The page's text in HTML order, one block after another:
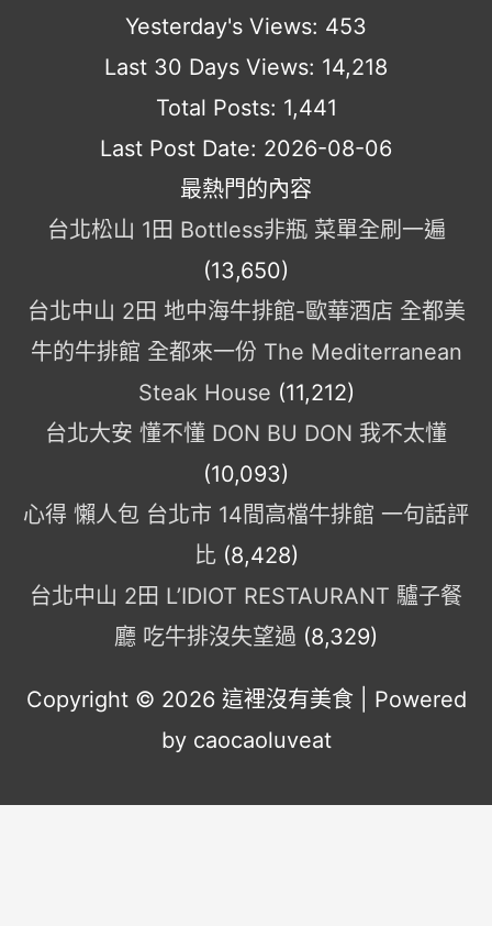
Yesterday's Views: 453
Last 30 Days Views: 14,218
Total Posts: 1,441
Last Post Date: 2026-08-06
最熱門的內容
台北松山 1田 Bottless非瓶 菜單全刷一遍
(13,650)
台北中山 2田 地中海牛排館-歐華酒店 全都美
牛的牛排館 全都來一份 The Mediterranean
Steak House (11,212)
台北大安 懂不懂 DON BU DON 我不太懂
(10,093)
心得 懶人包 台北市 14間高檔牛排館 一句話評
比 (8,428)
台北中山 2田 L’IDIOT RESTAURANT 驢子餐
廳 吃牛排沒失望過 (8,329)
Copyright © 2026 這裡沒有美食 | Powered
by caocaoluveat